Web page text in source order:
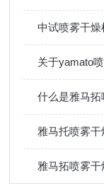
关于yamato
什么是雅马拓
雅马托喷雾
雅马拓喷雾